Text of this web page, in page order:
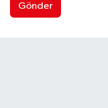
Gönder